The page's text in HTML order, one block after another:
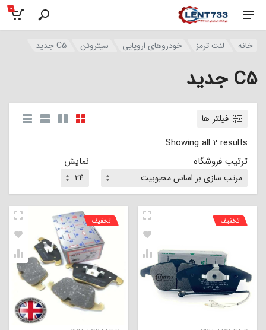
0
خانه لنت ترمز خودروهای اروپایی سیتروئن C5 جدید
C5 جدید
فیلتر ها
Showing all 2 results
ترتیب فروشگاه
نمایش
تخفیف تخفیف